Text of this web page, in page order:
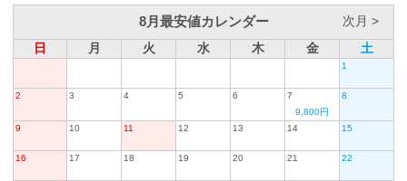
8月最安値カレンダー
次月 >
日
月 火 水 木 金 土
1
2 3 4 5 6
7
9,800円
8
9 10 11 12 13 14 15
16 17 18 19 20 21 22